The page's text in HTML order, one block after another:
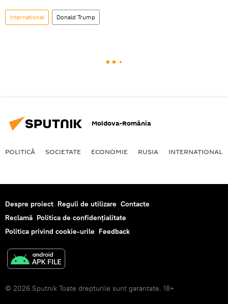
Internaţional Donald Trump
Moldova-România
POLITICĂ SOCIETATE ECONOMIE RUSIA INTERNAŢIONAL
Despre proiect Reguli de utilizare Contacte
Reclamă Politica de confidențialitate
Politica privind cookie-urile Feedback
© 2026 Sputnik Toate drepturile sunt garantate. 18+